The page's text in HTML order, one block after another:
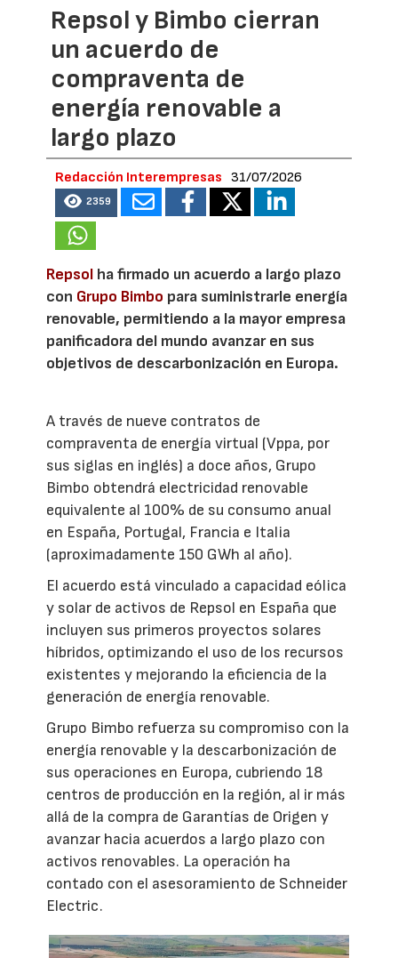
Repsol y Bimbo cierran
un acuerdo de
compraventa de
energía renovable a
largo plazo
Redacción Interempresas 31/07/2026
2359
Repsol ha firmado un acuerdo a largo plazo
con Grupo Bimbo para suministrarle energía
renovable, permitiendo a la mayor empresa
panificadora del mundo avanzar en sus
objetivos de descarbonización en Europa.
A través de nueve contratos de
compraventa de energía virtual (Vppa, por
sus siglas en inglés) a doce años, Grupo
Bimbo obtendrá electricidad renovable
equivalente al 100% de su consumo anual
en España, Portugal, Francia e Italia
(aproximadamente 150 GWh al año).
El acuerdo está vinculado a capacidad eólica
y solar de activos de Repsol en España que
incluyen sus primeros proyectos solares
híbridos, optimizando el uso de los recursos
existentes y mejorando la eficiencia de la
generación de energía renovable.
Grupo Bimbo refuerza su compromiso con la
energía renovable y la descarbonización de
sus operaciones en Europa, cubriendo 18
centros de producción en la región, al ir más
allá de la compra de Garantías de Origen y
avanzar hacia acuerdos a largo plazo con
activos renovables. La operación ha
contado con el asesoramiento de Schneider
Electric.